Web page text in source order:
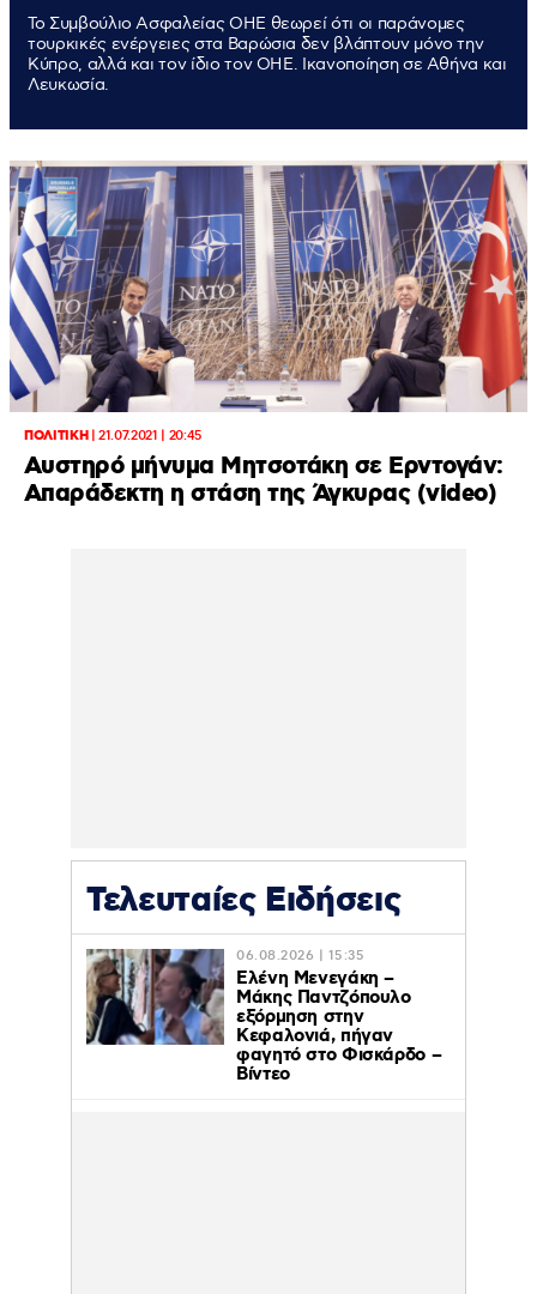
Το Συμβούλιο Ασφαλείας ΟΗΕ θεωρεί ότι οι παράνομες
τουρκικές ενέργειες στα Βαρώσια δεν βλάπτουν μόνο την
Κύπρο, αλλά και τον ίδιο τον ΟΗΕ. Ικανοποίηση σε Αθήνα και
Λευκωσία.
ΠΟΛΙΤΙΚΗ|21.07.2021 | 20:45
Αυστηρό μήνυμα Μητσοτάκη σε Ερντογάν:
Απαράδεκτη η στάση της Άγκυρας (video)
Τελευταίες Ειδήσεις
06.08.2026 | 15:35
Ελένη Μενεγάκη –
Μάκης Παντζόπουλο
εξόρμηση στην
Κεφαλονιά, πήγαν
φαγητό στο Φισκάρδο –
Βίντεο